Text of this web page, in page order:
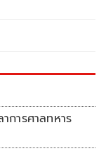
การศาลทหาร